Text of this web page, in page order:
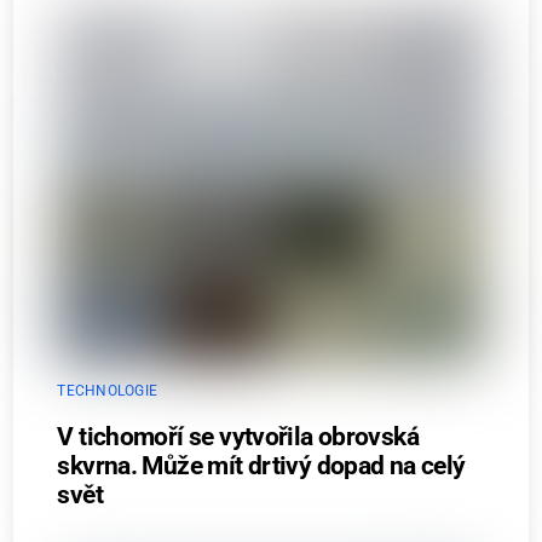
TECHNOLOGIE
V tichomoří se vytvořila obrovská
skvrna. Může mít drtivý dopad na celý
svět